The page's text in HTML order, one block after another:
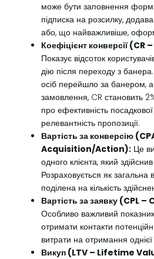
може бути заповнення
підписка на розсилку,
або, що найважливіше,
Коефіцієнт конверсії
Показує відсоток
дію після переходу з
осіб перейшло за банером,
замовлення, CR становить
про ефективність
релевантність пропозиції.
Вартість за конверсію
Acquisition/Action): Це
одного клієнта, який
Розраховується як загальна
поділена на кількість
Вартість за заявку (CPL
Особливо важливий
отримати контакти
витрати на отримання однієї
Викуп (LTV – Lifetime